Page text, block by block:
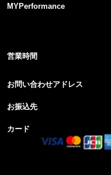
MYPerformance
営業時間
お問い合わせアドレス
お振込先
カード